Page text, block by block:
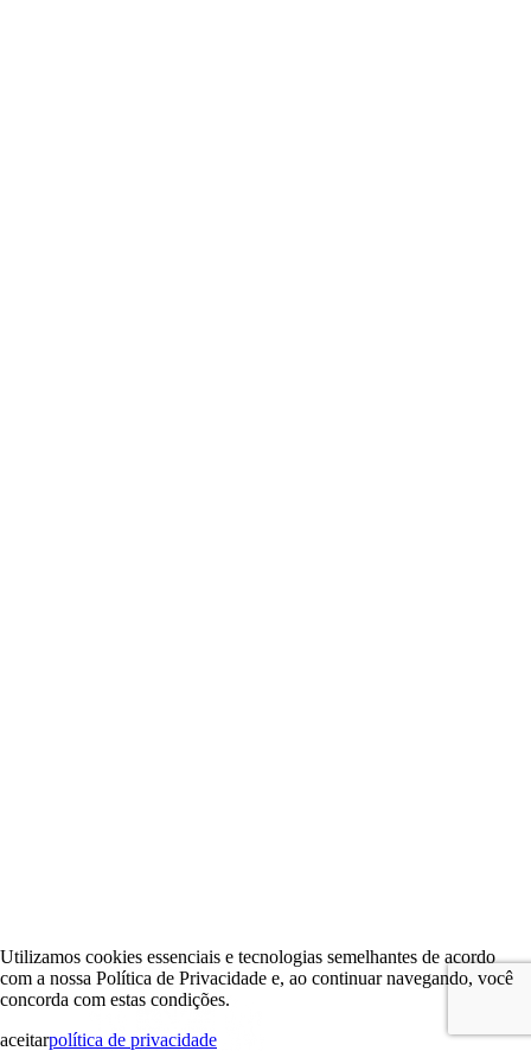
Utilizamos cookies essenciais e tecnologias semelhantes de acordo
com a nossa Política de Privacidade e, ao continuar navegando, você
concorda com estas condições.
aceitarpolítica de privacidade